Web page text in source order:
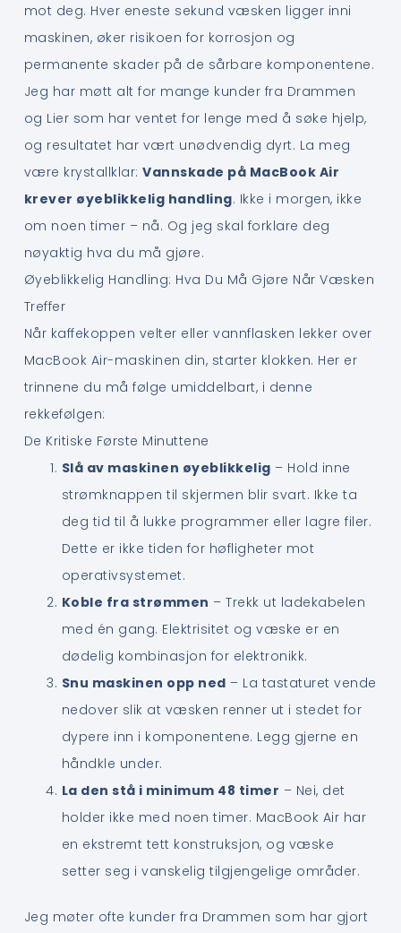
mot deg. Hver eneste sekund væsken ligger inni
maskinen, øker risikoen for korrosjon og
permanente skader på de sårbare komponentene.
Jeg har møtt alt for mange kunder fra Drammen
og Lier som har ventet for lenge med å søke hjelp,
og resultatet har vært unødvendig dyrt. La meg
være krystallklar:Vannskade på MacBook Air
krever øyeblikkelig handling. Ikke i morgen, ikke
om noen timer – nå. Og jeg skal forklare deg
nøyaktig hva du må gjøre.
Øyeblikkelig Handling: Hva Du Må Gjøre Når Væsken
Treffer
Når kaffekoppen velter eller vannflasken lekker over
MacBook Air-maskinen din, starter klokken. Her er
trinnene du må følge umiddelbart, i denne
rekkefølgen:
De Kritiske Første Minuttene
Slå av maskinen øyeblikkelig – Hold inne
strømknappen til skjermen blir svart. Ikke ta
deg tid til å lukke programmer eller lagre filer.
Dette er ikke tiden for høfligheter mot
operativsystemet.
Koble fra strømmen – Trekk ut ladekabelen
med én gang. Elektrisitet og væske er en
dødelig kombinasjon for elektronikk.
Snu maskinen opp ned – La tastaturet vende
nedover slik at væsken renner ut i stedet for
dypere inn i komponentene. Legg gjerne en
håndkle under.
La den stå i minimum 48 timer – Nei, det
holder ikke med noen timer. MacBook Air har
en ekstremt tett konstruksjon, og væske
setter seg i vanskelig tilgjengelige områder.
Jeg møter ofte kunder fra Drammen som har gjort